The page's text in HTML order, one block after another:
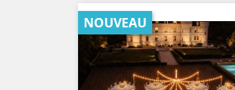
NOUVEAU